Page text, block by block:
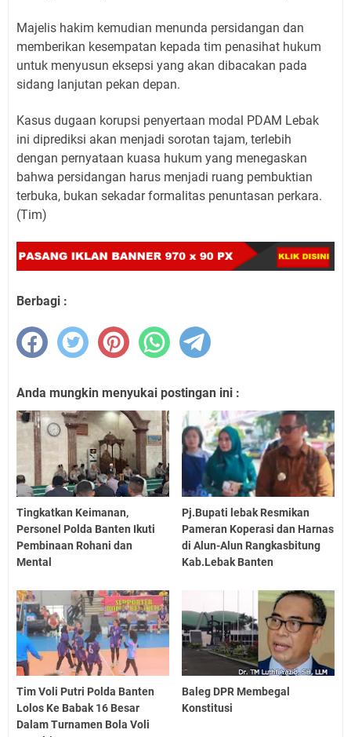
Majelis hakim kemudian menunda persidangan dan
memberikan kesempatan kepada tim penasihat hukum
untuk menyusun eksepsi yang akan dibacakan pada
sidang lanjutan pekan depan.
Kasus dugaan korupsi penyertaan modal PDAM Lebak
ini diprediksi akan menjadi sorotan tajam, terlebih
dengan pernyataan kuasa hukum yang menegaskan
bahwa persidangan harus menjadi ruang pembuktian
terbuka, bukan sekadar formalitas penuntasan perkara.
(Tim)
Berbagi :
Anda mungkin menyukai postingan ini :
Tingkatkan Keimanan,
Personel Polda Banten Ikuti
Pembinaan Rohani dan
Mental
Pj.Bupati lebak Resmikan
Pameran Koperasi dan Harnas
di Alun-Alun Rangkasbitung
Kab.Lebak Banten
Tim Voli Putri Polda Banten
Lolos Ke Babak 16 Besar
Dalam Turnamen Bola Voli
Baleg DPR Membegal
Konstitusi